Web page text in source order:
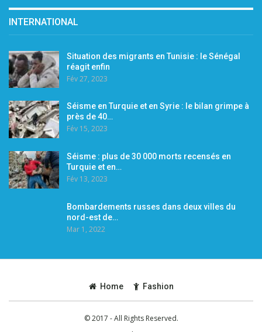
INTERNATIONAL
Situation des migrants en Tunisie : le Sénégal
réagit enfin
Fév 27, 2023
Séisme en Turquie et en Syrie : le bilan grimpe à
près de 40…
Fév 15, 2023
Séisme : plus de 30 000 morts recensés en
Turquie et en…
Fév 13, 2023
Bombardements russes dans deux villes du
nord-est de…
Mar 1, 2022
Home Fashion
© 2017 - All Rights Reserved.